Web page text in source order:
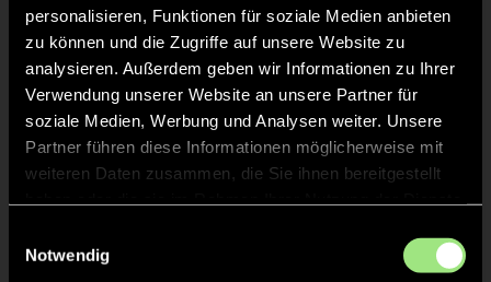
personalisieren, Funktionen für soziale Medien anbieten
zu können und die Zugriffe auf unsere Website zu
analysieren. Außerdem geben wir Informationen zu Ihrer
Verwendung unserer Website an unsere Partner für
soziale Medien, Werbung und Analysen weiter. Unsere
Partner führen diese Informationen möglicherweise mit
weiteren Daten zusammen, die Sie ihnen bereitgestellt
Notwendig
TOR 0:5, FELDTOR
LuiseW. 22